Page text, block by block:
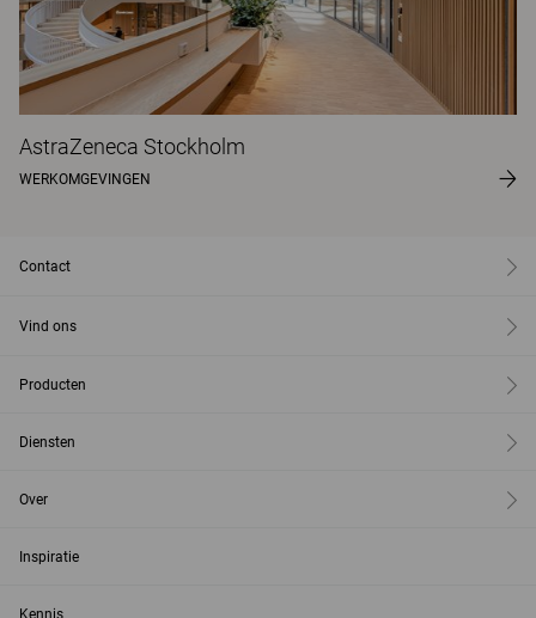
AstraZeneca Stockholm
WERKOMGEVINGEN
Contact
Vind ons
Producten
Diensten
Over
Inspiratie